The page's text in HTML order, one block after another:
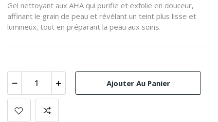
Gel nettoyant aux AHA qui purifie et exfolie en douceur,
affinant le grain de peau et révélant un teint plus lisse et
lumineux, tout en préparant la peau aux soins.
Ajouter Au Panier